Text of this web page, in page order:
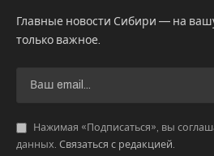
Главные новости Сибири — на
только важное.
Нажимая «Подписаться», вы
данных. Связаться с редакцией